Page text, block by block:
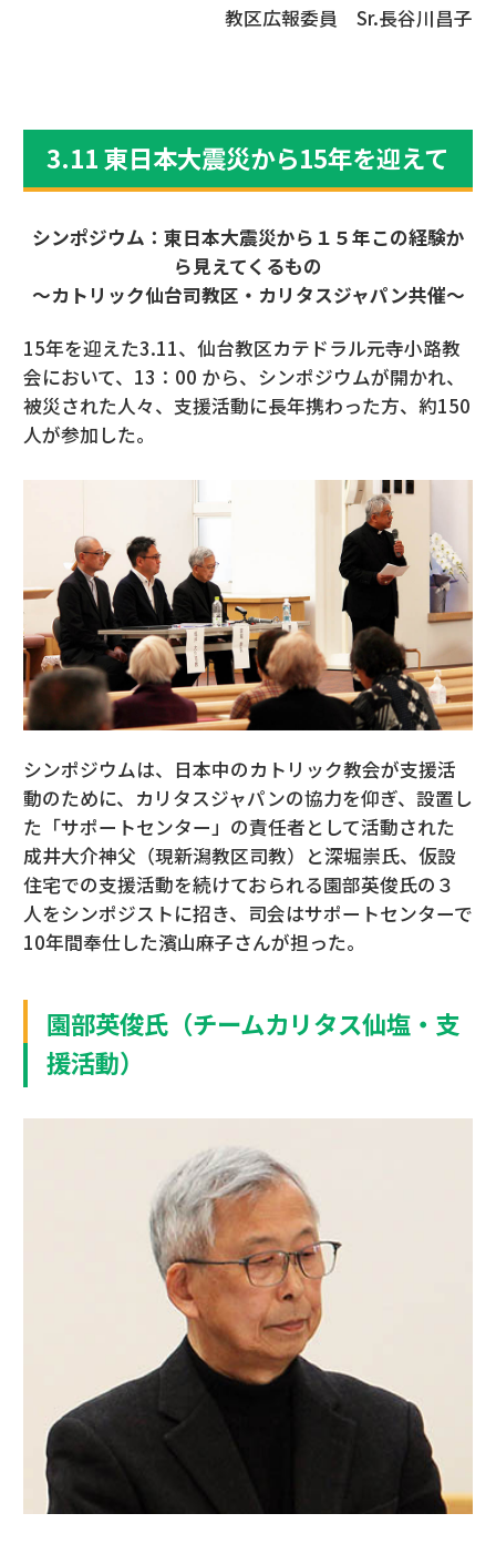
教区広報委員 Sr.長谷川昌子
3.11 東日本大震災から15年を迎えて
シンポジウム：東日本大震災から１５年この経験か
ら見えてくるもの
～カトリック仙台司教区・カリタスジャパン共催～
15年を迎えた3.11、仙台教区カテドラル元寺小路教
会において、13：00 から、シンポジウムが開かれ、
被災された人々、支援活動に長年携わった方、約150
人が参加した。
シンポジウムは、日本中のカトリック教会が支援活
動のために、カリタスジャパンの協力を仰ぎ、設置し
た「サポートセンター」の責任者として活動された
成井大介神父（現新潟教区司教）と深堀崇氏、仮設
住宅での支援活動を続けておられる園部英俊氏の３
人をシンポジストに招き、司会はサポートセンターで
10年間奉仕した濱山麻子さんが担った。
園部英俊氏（チームカリタス仙塩・支
援活動）